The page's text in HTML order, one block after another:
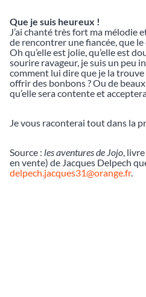
Que je suis heureux !
J’ai chanté très fort ma mélodie
de rencontrer une fiancée, que le
Oh qu’elle est jolie, qu’elle est
sourire ravageur, je suis un peu
comment lui dire que je la
offrir des bonbons ? Ou de
qu’elle sera contente et
Je vous raconterai tout dans la
Source : les aventures de Jojo,
en vente) de Jacques Delpech
delpech.jacques31@orange.fr.